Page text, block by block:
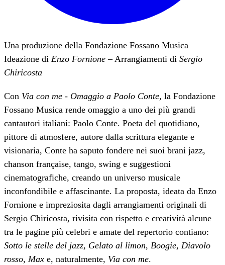
Una produzione della Fondazione Fossano Musica
Ideazione di Enzo Fornione – Arrangiamenti di Sergio
Chiricosta
Con Via con me - Omaggio a Paolo Conte, la Fondazione
Fossano Musica rende omaggio a uno dei più grandi
cantautori italiani: Paolo Conte. Poeta del quotidiano,
pittore di atmosfere, autore dalla scrittura elegante e
visionaria, Conte ha saputo fondere nei suoi brani jazz,
chanson française, tango, swing e suggestioni
cinematografiche, creando un universo musicale
inconfondibile e affascinante. La proposta, ideata da Enzo
Fornione e impreziosita dagli arrangiamenti originali di
Sergio Chiricosta, rivisita con rispetto e creatività alcune
tra le pagine più celebri e amate del repertorio contiano:
Sotto le stelle del jazz, Gelato al limon, Boogie, Diavolo
rosso, Max e, naturalmente, Via con me.